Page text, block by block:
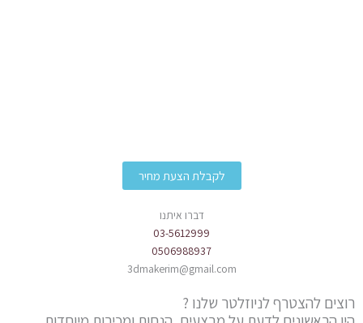
לקבלת הצעת מחיר
דברו איתנו
03-5612999
0506988937
3dmakerim@gmail.com
רוצים להצטרף לניוזלטר שלנו ?